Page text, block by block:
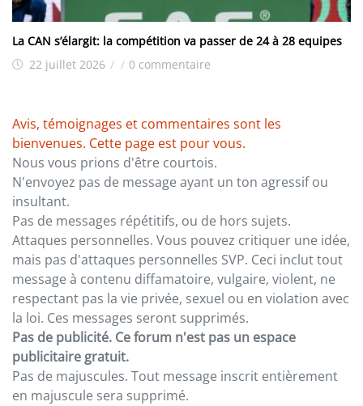
La CAN s’élargit: la compétition va passer de 24 à 28 equipes
22 juillet 2026 / / 0 commentaire
Avis, témoignages et commentaires sont les
bienvenues. Cette page est pour vous.
Nous vous prions d'être courtois.
N'envoyez pas de message ayant un ton agressif ou
insultant.
Pas de messages répétitifs, ou de hors sujets.
Attaques personnelles. Vous pouvez critiquer une idée,
mais pas d'attaques personnelles SVP. Ceci inclut tout
message à contenu diffamatoire, vulgaire, violent, ne
respectant pas la vie privée, sexuel ou en violation avec
la loi. Ces messages seront supprimés.
Pas de publicité. Ce forum n'est pas un espace
publicitaire gratuit.
Pas de majuscules. Tout message inscrit entièrement
en majuscule sera supprimé.